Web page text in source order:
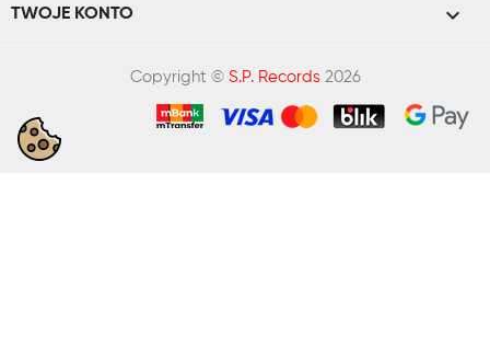
TWOJE KONTO 
Copyright © S.P. Records2026